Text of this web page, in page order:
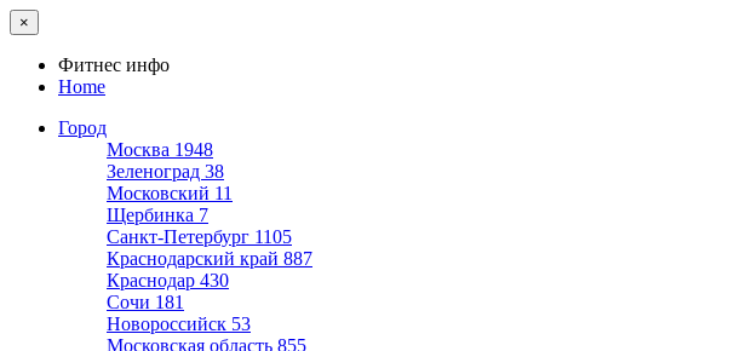
×
Фитнес инфо
Home
Город
Москва 1948
Зеленоград 38
Московский 11
Щербинка 7
Санкт-Петербург 1105
Краснодарский край 887
Краснодар 430
Сочи 181
Новороссийск 53
Московская область 855